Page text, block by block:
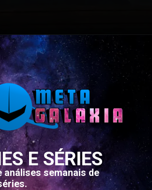
E SÉRIES
análises semanais de